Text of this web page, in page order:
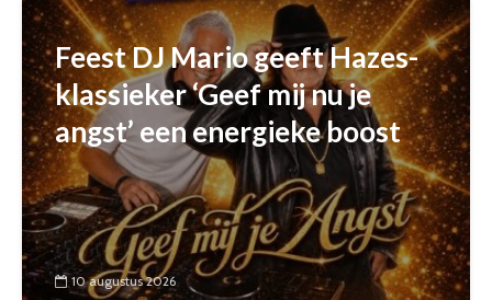
Feest DJ Mario geeft Hazes-
klassieker ‘Geef mij nu je
angst’ een energieke boost
10 augustus 2026